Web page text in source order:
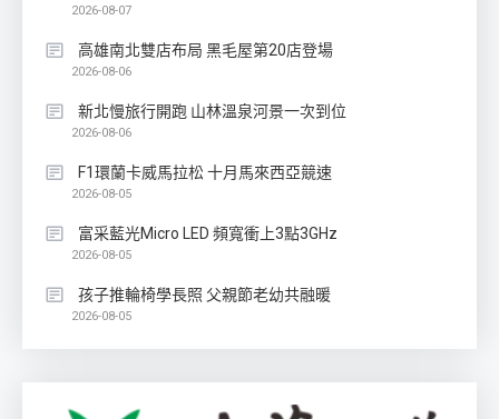
2026-08-07
高雄南北雙店布局 黑毛屋第20店登場
2026-08-06
新北慢旅行開跑 山林溫泉河景一次到位
2026-08-06
F1環蘭卡威馬拉松 十月馬來西亞競速
2026-08-05
富采藍光Micro LED 頻寬衝上3點3GHz
2026-08-05
孩子推輪椅學長照 父親節老幼共融暖
2026-08-05